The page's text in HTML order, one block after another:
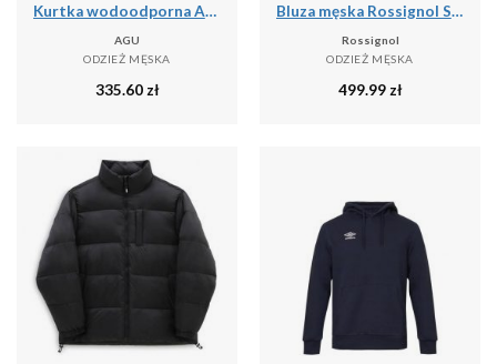
Kurtka wodoodporna Agu Original Essential
AGU
ODZIEŻ MĘSKA
335.60zł
Bluza męska Rossignol Signature Ski Hz Fleece
Rossignol
ODZIEŻ MĘSKA
499.99zł